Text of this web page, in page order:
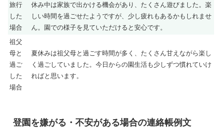
旅行
した
場合
休み中は家族で出かける機会があり、たくさん遊びました。楽
しい時間を過ごせたようですが、少し疲れもあるかもしれませ
ん。園での様子を見ていただけると安心です。
祖父
母と
過ご
した
場合
夏休みは祖父母と過ごす時間が多く、たくさん甘えながら楽し
く過ごしていました。今日からの園生活も少しずつ慣れていけ
ればと思います。
登園を嫌がる・不安がある場合の連絡帳例文